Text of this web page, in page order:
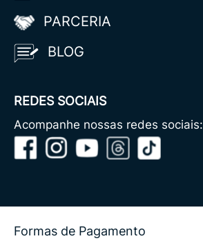
PARCERIA
BLOG
REDES SOCIAIS
Acompanhe nossas redes sociais:
Formas de Pagamento